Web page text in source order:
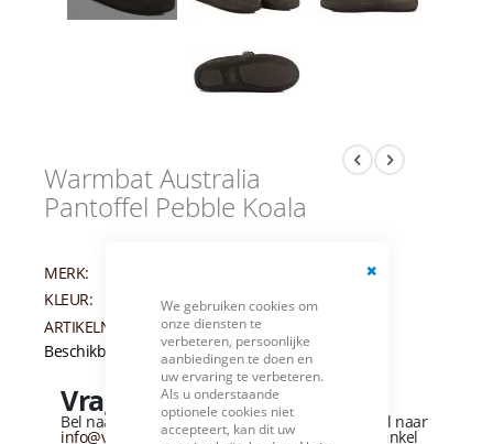
We gebruiken cookies om
onze diensten te
verbeteren, persoonlijke
aanbiedingen te doen en
uw ervaring te verbeteren.
Als u onderstaande
optionele cookies niet
accepteert, kan dit uw
Warmbat Australia
Pantoffel Pebble Koala
MERK:
KLEUR:
WIT
ARTIKELNUMMER:
005431
Beschikbaarheid: Niet op voorraad
Vragen over dit product?
Bel naar +31 (0)184 - 412 135of stuur een e-mail naar
info@vandervliesschoenen.nlof bezoek onze winkel